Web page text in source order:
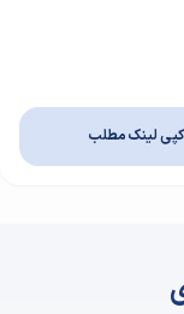
کپی لینک مطلب